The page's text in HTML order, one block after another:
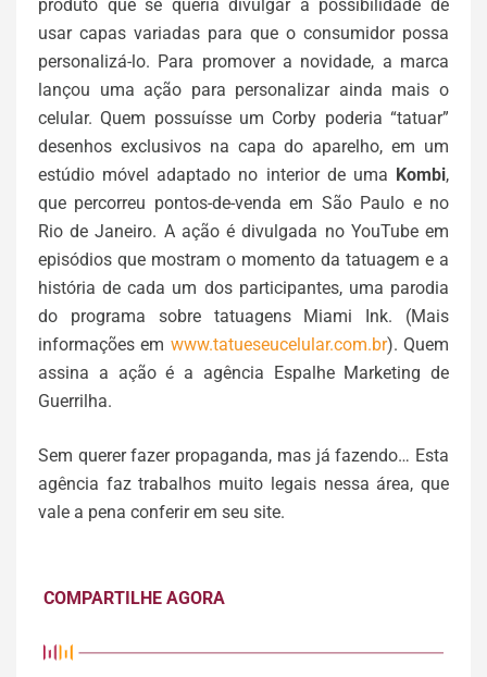
produto que se queria divulgar a possibilidade de
usar capas variadas para que o consumidor possa
personalizá-lo. Para promover a novidade, a marca
lançou uma ação para personalizar ainda mais o
celular. Quem possuísse um Corby poderia “tatuar”
desenhos exclusivos na capa do aparelho, em um
estúdio móvel adaptado no interior de uma Kombi,
que percorreu pontos-de-venda em São Paulo e no
Rio de Janeiro. A ação é divulgada no YouTube em
episódios que mostram o momento da tatuagem e a
história de cada um dos participantes, uma parodia
do programa sobre tatuagens Miami Ink. (Mais
informações em www.tatueseucelular.com.br). Quem
assina a ação é a agência Espalhe Marketing de
Guerrilha.
Sem querer fazer propaganda, mas já fazendo… Esta
agência faz trabalhos muito legais nessa área, que
vale a pena conferir em seu site.
COMPARTILHE AGORA